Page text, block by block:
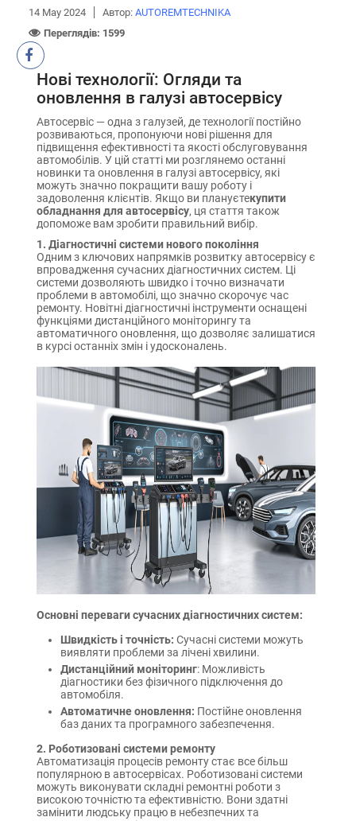
14 May 2024 Автор: АUTOREMTECHNIKA
Переглядів: 1599
Нові технології: Огляди та
оновлення в галузі автосервісу
Автосервіс — одна з галузей, де технології постійно
розвиваються, пропонуючи нові рішення для
підвищення ефективності та якості обслуговування
автомобілів. У цій статті ми розглянемо останні
новинки та оновлення в галузі автосервісу, які
можуть значно покращити вашу роботу і
задоволення клієнтів. Якщо ви плануєтекупити
обладнання для автосервісу, ця стаття також
допоможе вам зробити правильний вибір.
1. Діагностичні системи нового покоління
Одним з ключових напрямків розвитку автосервісу є
впровадження сучасних діагностичних систем. Ці
системи дозволяють швидко і точно визначати
проблеми в автомобілі, що значно скорочує час
ремонту. Новітні діагностичні інструменти оснащені
функціями дистанційного моніторингу та
автоматичного оновлення, що дозволяє залишатися
в курсі останніх змін і удосконалень.
Основні переваги сучасних діагностичних систем:
Швидкість і точність: Сучасні системи можуть
виявляти проблеми за лічені хвилини.
Дистанційний моніторинг: Можливість
діагностики без фізичного підключення до
автомобіля.
Автоматичне оновлення: Постійне оновлення
баз даних та програмного забезпечення.
2. Роботизовані системи ремонту
Автоматизація процесів ремонту стає все більш
популярною в автосервісах. Роботизовані системи
можуть виконувати складні ремонтні роботи з
високою точністю та ефективністю. Вони здатні
замінити людську працю в небезпечних та